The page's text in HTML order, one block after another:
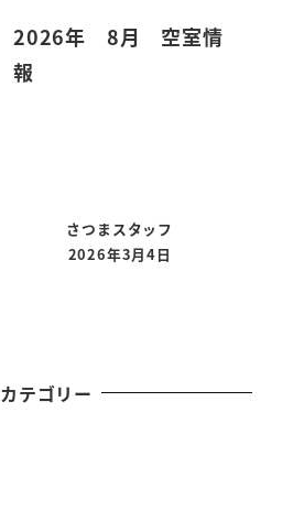
2026年 8月 空室情
報
さつまスタッフ
投稿日
2026年3月4日
カテゴリー